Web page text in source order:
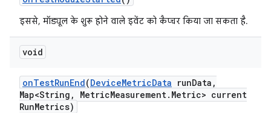
इससे, मॉड्यूल के शुरू होने वाले इवेंट को कैप्चर किया जा सकता है.
void
onTestRunEnd(DeviceMetricData runData ,
Map<String , MetricMeasurement. Metric> current
RunMetrics)